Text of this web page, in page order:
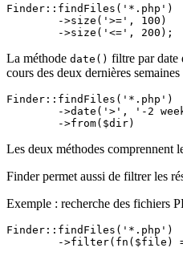
Finder::findFiles('*.php')
La méthode date() filtre par date
cours des deux dernières semaines
Finder::findFiles('*.php')
Les deux méthodes comprennent
Finder permet aussi de filtrer les
Exemple : recherche des fichiers
Finder::findFiles('*.php')